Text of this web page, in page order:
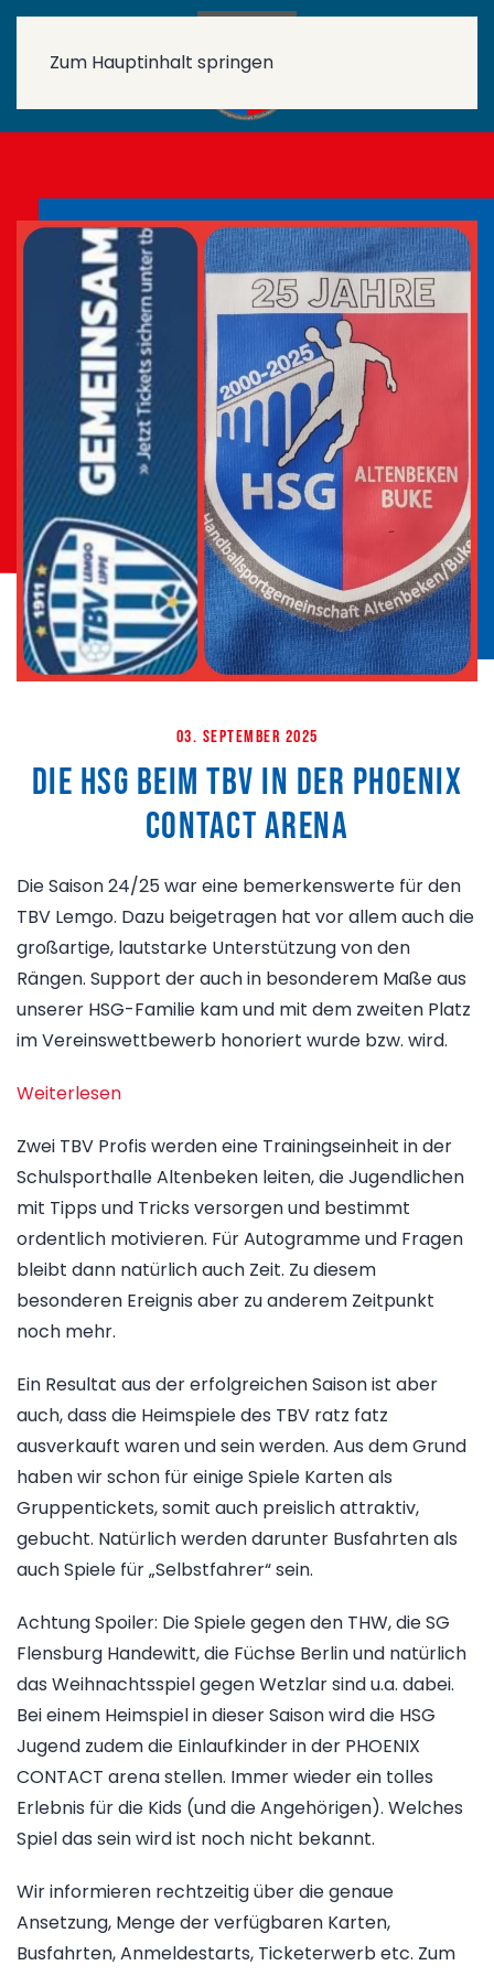
Zum Hauptinhalt springen
03. September 2025
Die HSG beim TBV in der PHOENIX
CONTACT arena
Die Saison 24/25 war eine bemerkenswerte für den
TBV Lemgo. Dazu beigetragen hat vor allem auch die
großartige, lautstarke Unterstützung von den
Rängen. Support der auch in besonderem Maße aus
unserer HSG-Familie kam und mit dem zweiten Platz
im Vereinswettbewerb honoriert wurde bzw. wird.
Weiterlesen:
HSG
beim
TBV
in
der
PHOENIX
Zwei TBV Profis werden eine Trainingseinheit in der
Schulsporthalle Altenbeken leiten, die Jugendlichen
mit Tipps und Tricks versorgen und bestimmt
ordentlich motivieren. Für Autogramme und Fragen
bleibt dann natürlich auch Zeit. Zu diesem
besonderen Ereignis aber zu anderem Zeitpunkt
noch mehr.
Ein Resultat aus der erfolgreichen Saison ist aber
auch, dass die Heimspiele des TBV ratz fatz
ausverkauft waren und sein werden. Aus dem Grund
haben wir schon für einige Spiele Karten als
Gruppentickets, somit auch preislich attraktiv,
gebucht. Natürlich werden darunter Busfahrten als
auch Spiele für „Selbstfahrer“ sein.
Achtung Spoiler: Die Spiele gegen den THW, die SG
Flensburg Handewitt, die Füchse Berlin und natürlich
das Weihnachtsspiel gegen Wetzlar sind u.a. dabei.
Bei einem Heimspiel in dieser Saison wird die HSG
Jugend zudem die Einlaufkinder in der PHOENIX
CONTACT arena stellen. Immer wieder ein tolles
Erlebnis für die Kids (und die Angehörigen). Welches
Spiel das sein wird ist noch nicht bekannt.
Wir informieren rechtzeitig über die genaue
Ansetzung, Menge der verfügbaren Karten,
Busfahrten, Anmeldestarts, Ticketerwerb etc. Zum